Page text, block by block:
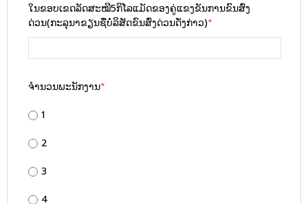
ໃນຂອບເຂດລັດສະໝີ5ກິໂລແມັດຂອງຄູ່ແຂງຂັນການຂົນສົ່ງ
ດ່ວນ(ກະລຸນາຂຽນຊື່ບໍ່ລິສັດຂົນສົ່ງດ່ວນດັ່ງກ່າວ)*
ຈຳນວນພະນັກງານ*
1
2
3
4